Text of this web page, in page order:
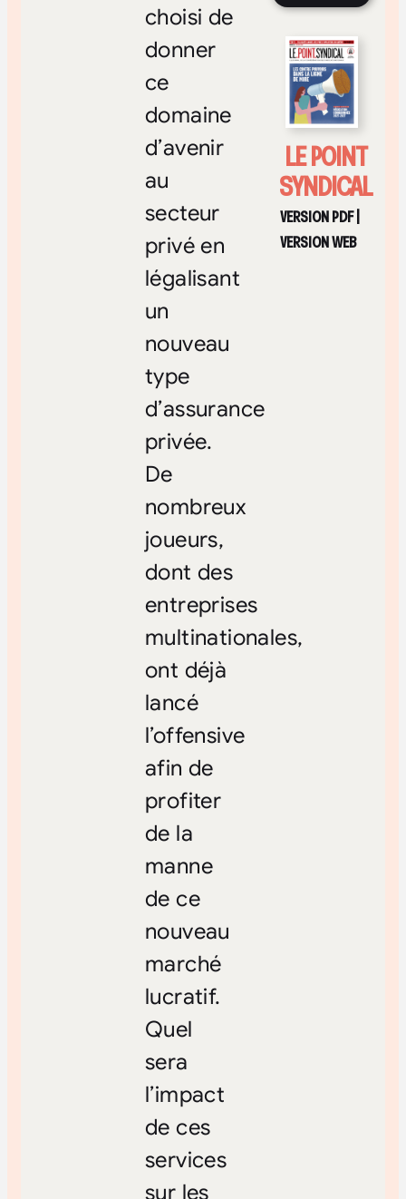
LE POINT
SYNDICAL
VERSION PDF|
VERSION WEB
choisi de
donner
ce
domaine
d’avenir
au
secteur
privé en
légalisant
un
nouveau
type
d’assurance
privée.
De
nombreux
joueurs,
dont des
entreprises
multinationales,
ont déjà
lancé
l’offensive
afin de
profiter
de la
manne
de ce
nouveau
marché
lucratif.
Quel
sera
l’impact
de ces
services
sur les